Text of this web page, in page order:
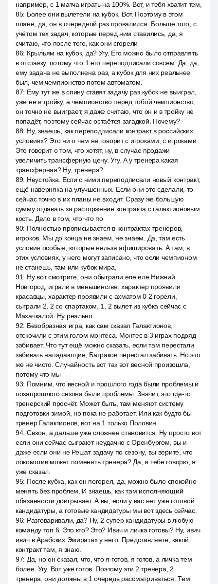
например, с 1 матча играть на 100%. Вот, и тебя хватит тем,
85: Более они вылетели на кубок. Вот. Поэтому в этом
плане, да, он в очередной раз провалился. Больше того, с
учётом тех задач, которые перед ним ставились, да, я
считаю, что после того, как они сгорели
86: Крыльям на кубок, да? Угу. Его можно было отправлять
в отставку, потому что 1 его переподписали совсем. Да, да,
ему задача не выполнена раз, а кубок для них реальнее
был, чем чемпионство потом автоматом.
87: Ему тут же в спину ставят задачу раз кубок не выиграл,
уже не в тройку, а чемпионство перед тобой чемпионство,
он точно не выиграет, я даже считаю, что он и в тройку не
попадёт, поэтому сейчас остаётся загадкой. Почему?
88: Ну, знаешь, как переподписали контракт в российских
условиях? Это ни о чем не говорит с игроками, с игроками.
Это говорит о том, что хотят, ну, в случае продажи
увеличить трансферную цену. Угу. А у тренера какая
трансферная? Ну, тренера?
89: Неустойка. Если с ними переподписали новый контракт,
ещё наверняка на улучшенных. Если они это сделали, то
сейчас точно в их планы не входит. Сразу же большую
сумму отдавать за расторжение контракта с галактионовым
кость. Дело в том, что что по
90: Полностью прописывается в контрактах тренеров,
игроков. Мы до конца не знаем, не знаем. Да, там есть
условия особые, которые нельзя афишировать. А там, в
этих условиях, у него могут записано, что если чемпионом
не станешь, там или кубок мира,
91: Ну вот смотрите, они обыграли еле еле Нижний
Новгород, играли в меньшинстве, характер проявили
красавцы, характер проявили с ахматом 0 2 горели,
сыграли 2, 2 со спартаком, 1, 2 вылет из кубка сейчас с
Махачкалой. Ну реально.
92: Безобразная игра, как сам сказал Галактионов,
отскочили с этим голом монтеса. Монтес в 3 играх подряд
забивает. Что тут ещё можно сказать, если там перестали
забивать нападающие, Батраков перестал забивать. Но это
же не чисто. Случайность вот так вот весной произошла,
потому что мы
93: Помним, что весной и прошлого года были проблемы и
позапрошлого сезона были проблемы. Значит, это где-то
тренерский просчёт. Может быть, там меняют систему
подготовки зимой, но пока не работает. Или как будто бы
тренер Галактионов, вот на 1 только Половин.
94: Сезон, а дальше уже сложнее становится. Ну просто вот
если они сейчас сыграют неудачно с Оренбургом, вы и
даже если они не Решат задачу по сезону, вы верите, что
локомотив может поменять тренера? Да, я тебе говорю, я
уже сказал.
95: После кубка, как он погорел, да, можно было спокойно
менять без проблем. И знаешь, как там исполняющий
обязанности доигрывает. А вы, если у вас нет уже готовой
кандидатуры, а готовые кандидатуры мы вот здесь сейчас.
96: Разговаривали, да? Ну, 2 супер кандидатуры в любую
команду топ 6. Это кто? Это? Ивич и личка готовы? Ну, ивич
ивич в Арабских Эмиратах у него. Представляете, какой
контракт там, я знаю.
97: Да, но он сказал, что, что я готов, я готов, а личка тем
более. Угу. Вот уже готов. Поэтому эти 2 тренера, 2
тренера, они должны в 1 очередь рассматриваться. Тем